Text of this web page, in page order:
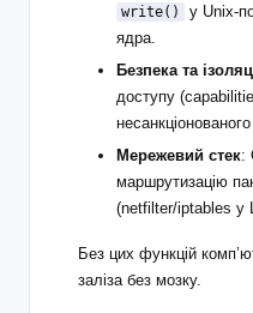
write()
у Unix-
ядра.
Безпека та
доступу
Мережевий стек:
маршрутизацію
(netfilter/iptables у
Без цих функцій
заліза без мозку.